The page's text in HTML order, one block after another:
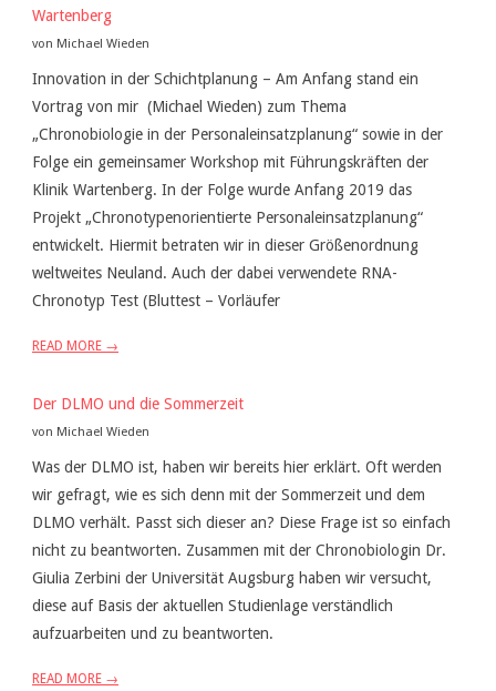
Wartenberg
von Michael Wieden
Innovation in der Schichtplanung – Am Anfang stand ein
Vortrag von mir (Michael Wieden) zum Thema
„Chronobiologie in der Personaleinsatzplanung“ sowie in der
Folge ein gemeinsamer Workshop mit Führungskräften der
Klinik Wartenberg. In der Folge wurde Anfang 2019 das
Projekt „Chronotypenorientierte Personaleinsatzplanung“
entwickelt. Hiermit betraten wir in dieser Größenordnung
weltweites Neuland. Auch der dabei verwendete RNA-
Chronotyp Test (Bluttest – Vorläufer
READ MORE →
Der DLMO und die Sommerzeit
von Michael Wieden
Was der DLMO ist, haben wir bereits hier erklärt. Oft werden
wir gefragt, wie es sich denn mit der Sommerzeit und dem
DLMO verhält. Passt sich dieser an? Diese Frage ist so einfach
nicht zu beantworten. Zusammen mit der Chronobiologin Dr.
Giulia Zerbini der Universität Augsburg haben wir versucht,
diese auf Basis der aktuellen Studienlage verständlich
aufzuarbeiten und zu beantworten.
READ MORE →